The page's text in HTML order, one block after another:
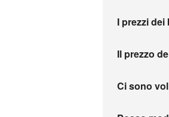
I prezzi
Il prezzo
Ci sono